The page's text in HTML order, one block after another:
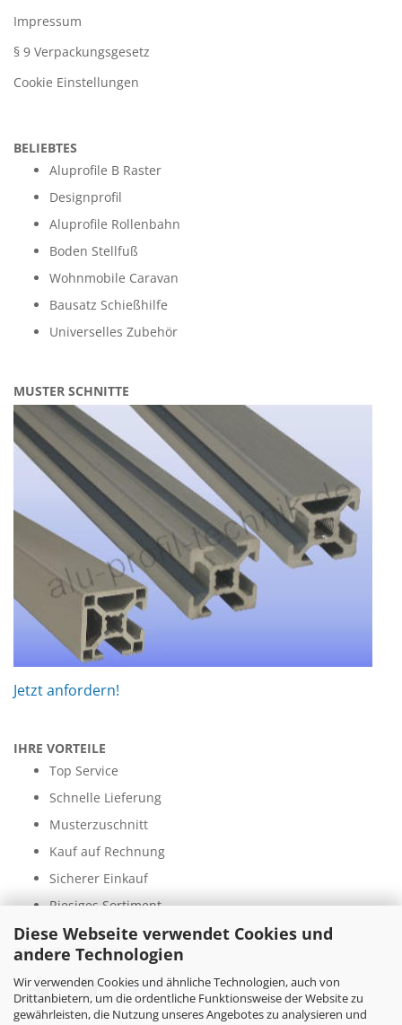
Diese Webseite verwendet Cookies und
andere Technologien
Wir verwenden Cookies und ähnliche Technologien, auch von
Drittanbietern, um die ordentliche Funktionsweise der Website zu
gewährleisten, die Nutzung unseres Angebotes zu analysieren und
Impressum
§ 9 Verpackungsgesetz
Cookie Einstellungen
BELIEBTES
Aluprofile B Raster
Designprofil
Aluprofile Rollenbahn
Boden Stellfuß
Wohnmobile Caravan
Bausatz Schießhilfe
Universelles Zubehör
MUSTER SCHNITTE
Jetzt anfordern!
IHRE VORTEILE
Top Service
Schnelle Lieferung
Musterzuschnitt
Kauf auf Rechnung
Sicherer Einkauf
Riesiges Sortiment
ZAHLUNGSARTEN